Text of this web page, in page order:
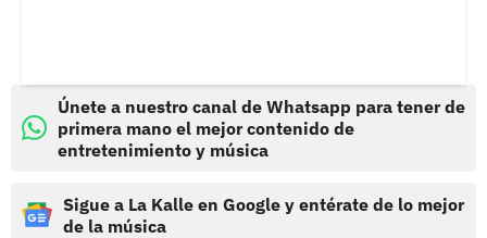
Únete a nuestro canal de Whatsapp para tener de
primera mano el mejor contenido de
entretenimiento y música
Sigue a La Kalle en Google y entérate de lo mejor
de la música